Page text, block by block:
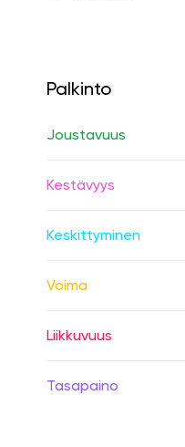
Palkinto
Joustavuus
Kestävyys
Keskittyminen
Voima
Liikkuvuus
Tasapaino